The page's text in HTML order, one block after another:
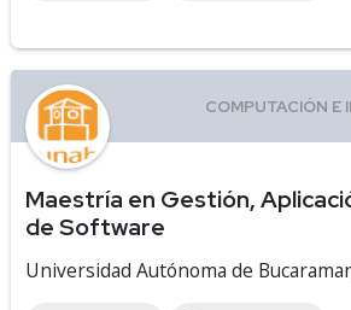
Maestría en Gestión,
de Software
Universidad Autónoma de